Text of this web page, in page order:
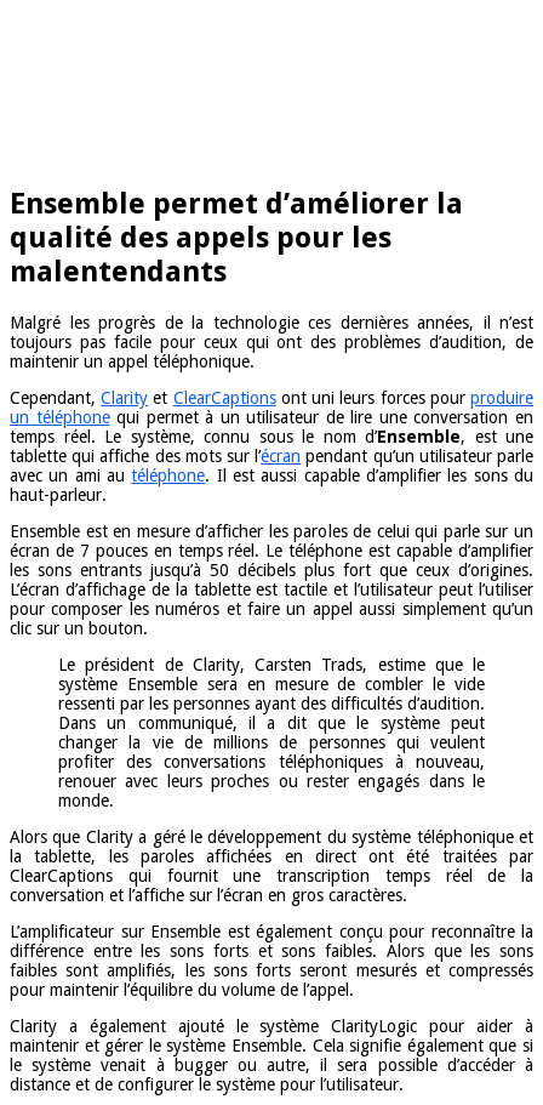
Ensemble permet d’améliorer la
qualité des appels pour les
malentendants
Malgré les progrès de la technologie ces dernières années, il n’est
toujours pas facile pour ceux qui ont des problèmes d’audition, de
maintenir un appel téléphonique.
Cependant,Clarity et ClearCaptionsont uni leurs forces pourproduire
un téléphonequi permet à un utilisateur de lire une conversation en
temps réel. Le système, connu sous le nom d’Ensemble, est une
tablette qui affiche des mots sur l’écran pendant qu’un utilisateur parle
avec un ami autéléphone. Il est aussi capable d’amplifier les sons du
haut-parleur.
Ensemble est en mesure d’afficher les paroles de celui qui parle sur un
écran de 7 pouces en temps réel. Le téléphone est capable d’amplifier
les sons entrants jusqu’à 50 décibels plus fort que ceux d’origines.
L’écran d’affichage de la tablette est tactile et l’utilisateur peut l’utiliser
pour composer les numéros et faire un appel aussi simplement qu’un
clic sur un bouton.
Le président de Clarity, Carsten Trads, estime que le
système Ensemble sera en mesure de combler le vide
ressenti par les personnes ayant des difficultés d’audition.
Dans un communiqué, il a dit que le système peut
changer la vie de millions de personnes qui veulent
profiter des conversations téléphoniques à nouveau,
renouer avec leurs proches ou rester engagés dans le
monde.
Alors que Clarity a géré le développement du système téléphonique et
la tablette, les paroles affichées en direct ont été traitées par
ClearCaptions qui fournit une transcription temps réel de la
conversation et l’affiche sur l’écran en gros caractères.
L’amplificateur sur Ensemble est également conçu pour reconnaître la
différence entre les sons forts et sons faibles. Alors que les sons
faibles sont amplifiés, les sons forts seront mesurés et compressés
pour maintenir l’équilibre du volume de l’appel.
Clarity a également ajouté le système ClarityLogic pour aider à
maintenir et gérer le système Ensemble. Cela signifie également que si
le système venait à bugger ou autre, il sera possible d’accéder à
distance et de configurer le système pour l’utilisateur.